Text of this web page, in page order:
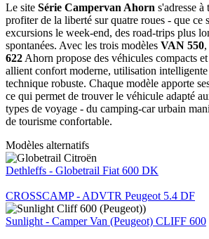
Le site Série Campervan Ahorn s'adresse
profiter de la liberté sur quatre roues - que ce
excursions le week-end, des road-trips plus
spontanées. Avec les trois modèles VAN 550,
622 Ahorn propose des véhicules compacts
allient confort moderne, utilisation intelligente
technique robuste. Chaque modèle apporte
ce qui permet de trouver le véhicule adapté
types de voyage - du camping-car urbain
de tourisme confortable.
Modèles alternatifs
Dethleffs - Globetrail Fiat 600 DK
CROSSCAMP - ADVTR Peugeot 5.4 DF
Sunlight - Camper Van (Peugeot) CLIFF 600